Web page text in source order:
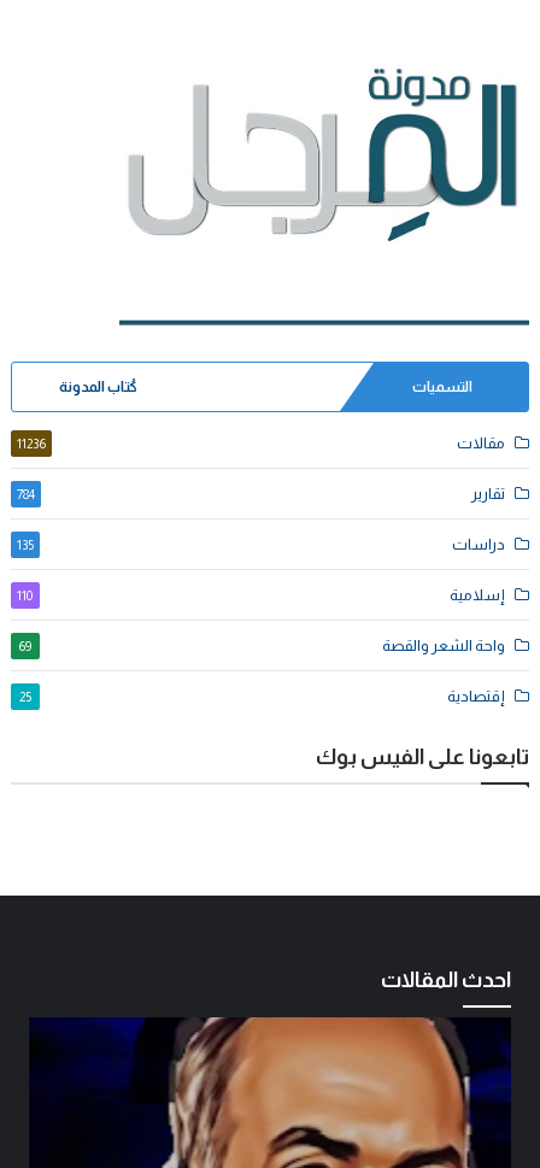
التسميات كُتاب المدونة
مقالات 11236
تقارير 784
دراسات 135
إسلامية 110
واحة الشعر والقصة 69
إقتصادية 25
تابعونا على الفيس بوك
احدث المقالات